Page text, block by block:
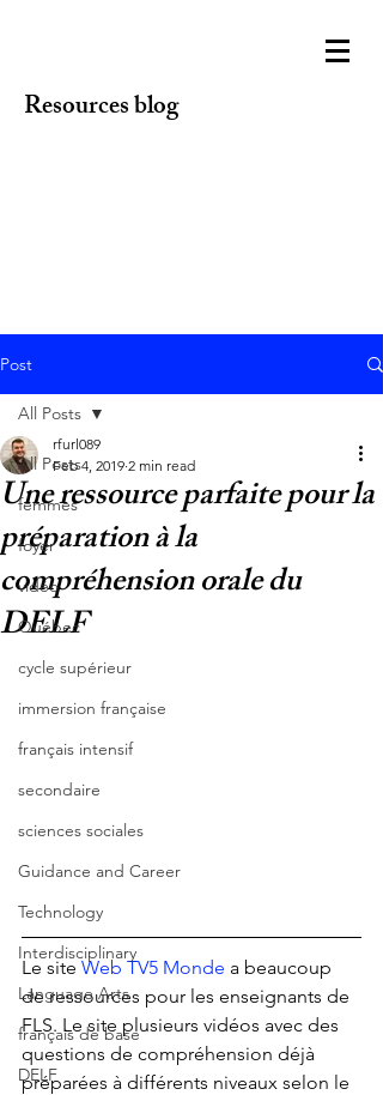
Resources blog
Post
All Posts
femmes
foyer
vidéo
Québec
cycle supérieur
immersion française
français intensif
secondaire
sciences sociales
Guidance and Career
Technology
Interdisciplinary
Language Arts
français de base
DELF
All Posts
Une ressource parfaite pour la
préparation à la
compréhension orale du
DELF
rfurl089
Feb 4, 2019 2 min read
Le site Web TV5 Monde a beaucoup
de ressources pour les enseignants de
FLS. Le site plusieurs vidéos avec des
questions de compréhension déjà
préparées à différents niveaux selon le